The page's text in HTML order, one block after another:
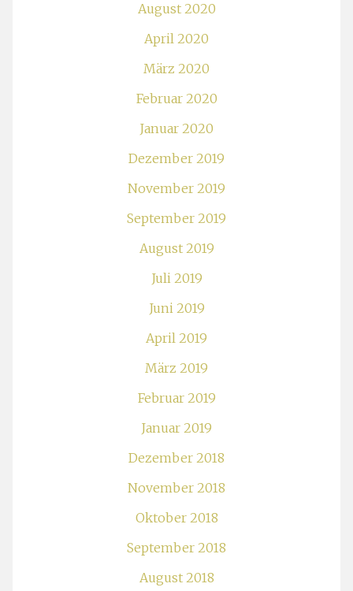
August 2020
April 2020
März 2020
Februar 2020
Januar 2020
Dezember 2019
November 2019
September 2019
August 2019
Juli 2019
Juni 2019
April 2019
März 2019
Februar 2019
Januar 2019
Dezember 2018
November 2018
Oktober 2018
September 2018
August 2018